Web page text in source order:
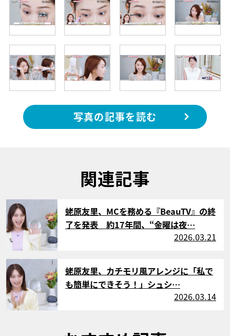
写真の記事を読む
関連記事
サムネイル
蛯原友里、MCを務める『BeauTV』の終
了を発表 約17年間、“金曜は夜…
2026.03.21
サムネイル
蛯原友里、カチモリ風アレンジに「私で
も簡単にできそう！」シュシ…
2026.03.14